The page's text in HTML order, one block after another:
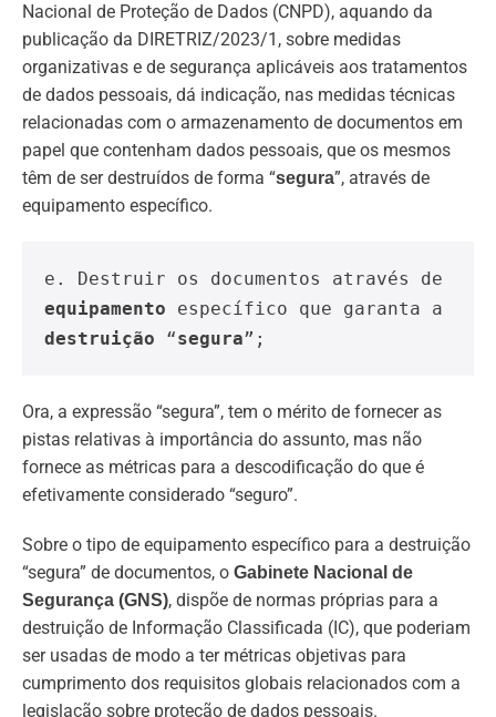
Nacional de Proteção de Dados (CNPD), aquando da
publicação da DIRETRIZ/2023/1, sobre medidas
organizativas e de segurança aplicáveis aos tratamentos
de dados pessoais, dá indicação, nas medidas técnicas
relacionadas com o armazenamento de documentos em
papel que contenham dados pessoais, que os mesmos
têm de ser destruídos de forma “segura”, através de
equipamento específico.
equipamento
destruição “segura”;
Ora, a expressão “segura”, tem o mérito de fornecer as
pistas relativas à importância do assunto, mas não
fornece as métricas para a descodificação do que é
efetivamente considerado “seguro”.
Sobre o tipo de equipamento específico para a destruição
“segura” de documentos, o Gabinete Nacional de
Segurança (GNS), dispõe de normas próprias para a
destruição de Informação Classificada (IC), que poderiam
ser usadas de modo a ter métricas objetivas para
cumprimento dos requisitos globais relacionados com a
legislação sobre proteção de dados pessoais.